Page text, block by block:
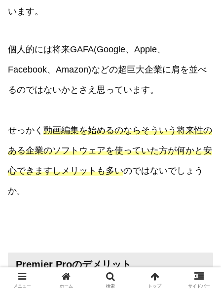
います。
個人的には将来GAFA(Google、Apple、
Facebook、Amazon)などの超巨大企業に肩を並べ
るのではないかとさえ思っています。
せっかく 動画編集を始めるのならそういう将来性の
ある企業のソフトウェアを使っていた方が何かと安
心できますしメリットも多いのではないでしょう
か。
Premier Proのデメリット
メニュー ホーム 検索 トップ サイドバー